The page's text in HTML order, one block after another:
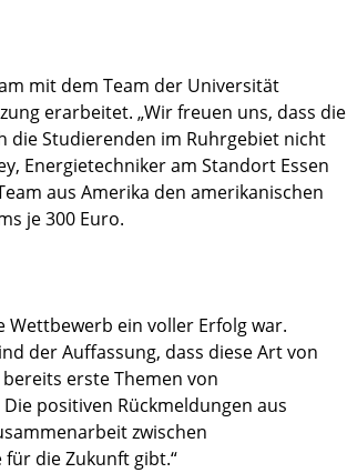
mit dem Team der Universität
erarbeitet. „Wir freuen uns, dass die
die Studierenden im Ruhrgebiet nicht
Energietechniker am Standort Essen
aus Amerika den amerikanischen
je 300 Euro.
Wettbewerb ein voller Erfolg war.
der Auffassung, dass diese Art von
erste Themen von
positiven Rückmeldungen aus
zwischen
die Zukunft gibt.“